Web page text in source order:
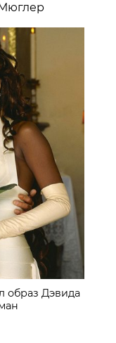
образ Дэвида